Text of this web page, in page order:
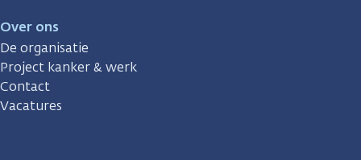
Over ons
De organisatie
Project kanker & werk
Contact
Vacatures